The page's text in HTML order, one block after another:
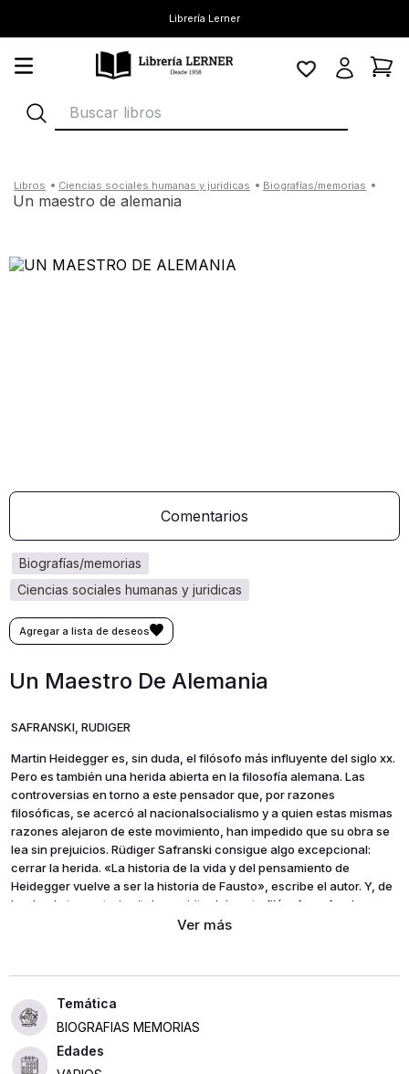
Librería Lerner
Buscar libros
ciencias sociales humanas y juridicas biografías/memorias
un maestro de alemania
Comentarios
ciencias sociales humanas y juridicas
biografías/memorias
Un Maestro De Alemania
SAFRANSKI, RUDIGER
Martin Heidegger es, sin duda, el filósofo más influyente del siglo xx.
Pero es también una herida abierta en la filosofía alemana. Las
controversias en torno a este pensador que, por razones
filosóficas, se acercó al nacionalsocialismo y a quien estas mismas
razones alejaron de este movimiento, han impedido que su obra se
lea sin prejuicios. Rüdiger Safranski consigue algo excepcional:
cerrar la herida. «La historia de la vida y del pensamiento de
Heidegger vuelve a ser la historia de Fausto», escribe el autor. Y, de
hecho, la trayectoria vital y espiritual de este filósofo se funde con
la fáustica y abismal historia del siglo xx. Así pues, Safranski no sólo
BIOGRAFIAS MEMORIAS
Edades